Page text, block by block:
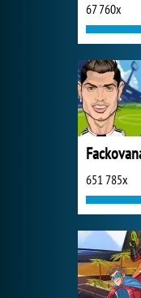
67 760x
651 785x